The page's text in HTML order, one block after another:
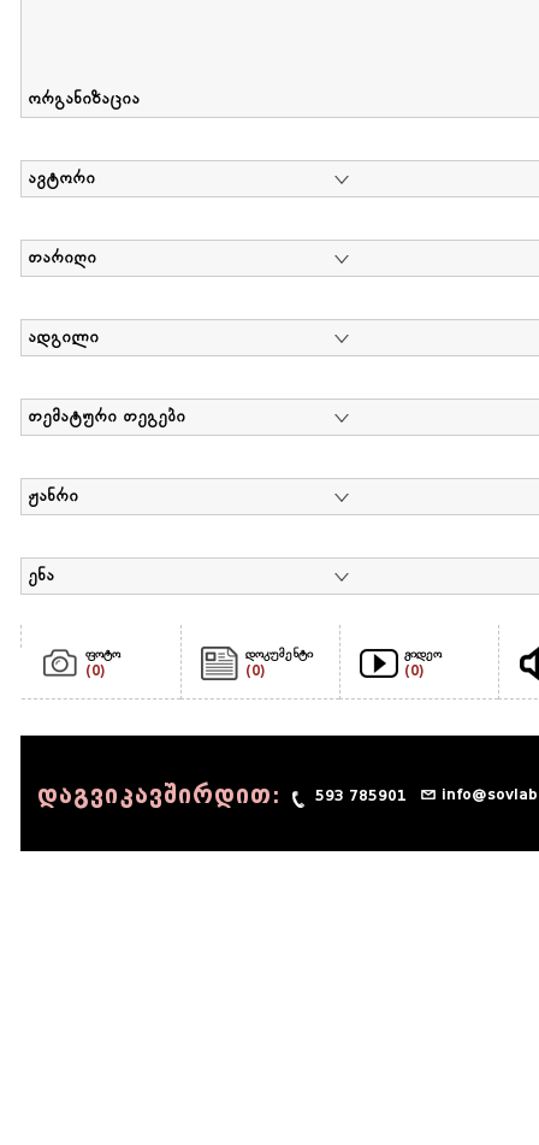
ორგანიზაცია
ავტორი
თარიღი
ადგილი
თემატური თეგები
ჟანრი
ენა
ფოტო
(0)
დოკუმენტი
(0)
ვიდეო
(0)
დაგვიკავშირდით: 593 785901